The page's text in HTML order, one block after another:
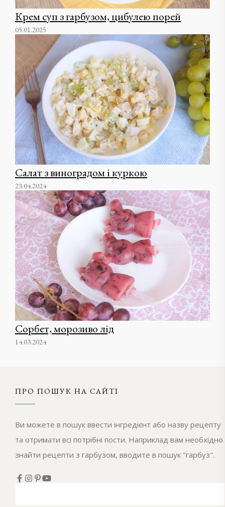
Крем суп з гарбузом, цибулею порей
05.01.2025
Салат з виноградом і куркою
23.04.2024
Сорбет, морозиво лід
14.03.2024
ПРО ПОШУК НА САЙТІ
Ви можете в пошук ввести інгредієнт або назву рецепту
та отримати всі потрібні пости. Наприклад вам необхідно
знайти рецепти з гарбузом, вводите в пошук "гарбуз".